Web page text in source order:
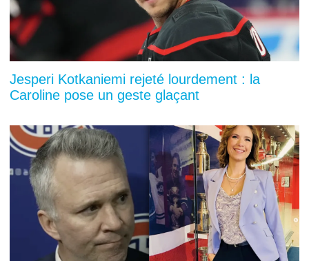
Jesperi Kotkaniemi rejeté lourdement : la
Caroline pose un geste glaçant